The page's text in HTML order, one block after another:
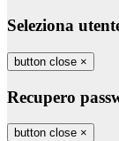
Seleziona
button close ×
Recupero
button close ×